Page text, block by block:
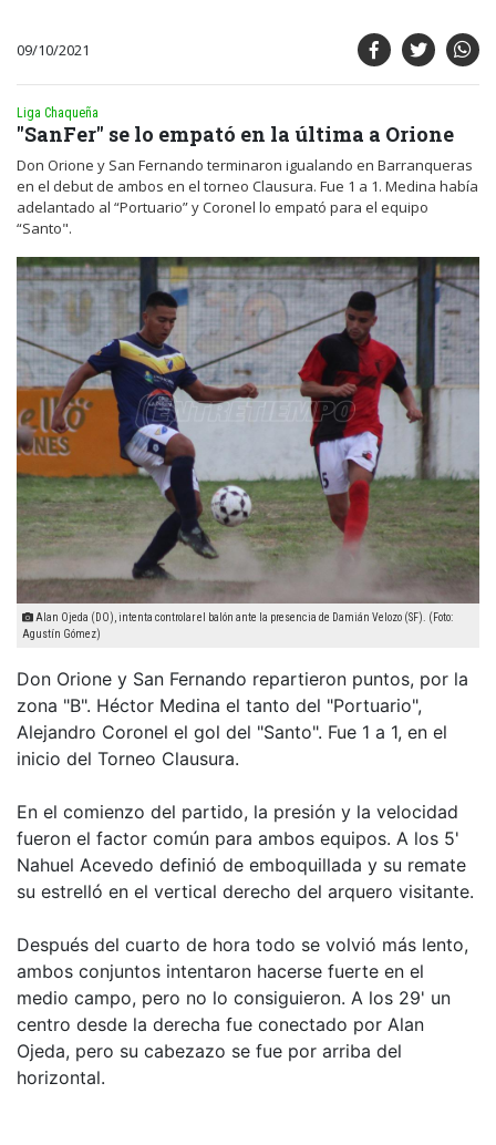
09/10/2021
Liga Chaqueña
"SanFer" se lo empató en la última a Orione
Don Orione y San Fernando terminaron igualando en Barranqueras
en el debut de ambos en el torneo Clausura. Fue 1 a 1. Medina había
adelantado al “Portuario” y Coronel lo empató para el equipo
“Santo".
Alan Ojeda (DO), intenta controlar el balón ante la presencia de Damián Velozo (SF). (Foto:
Agustín Gómez)
Don Orione y San Fernando repartieron puntos, por la
zona "B". Héctor Medina el tanto del "Portuario",
Alejandro Coronel el gol del "Santo". Fue 1 a 1, en el
inicio del Torneo Clausura.
En el comienzo del partido, la presión y la velocidad
fueron el factor común para ambos equipos. A los 5'
Nahuel Acevedo definió de emboquillada y su remate
su estrelló en el vertical derecho del arquero visitante.
Después del cuarto de hora todo se volvió más lento,
ambos conjuntos intentaron hacerse fuerte en el
medio campo, pero no lo consiguieron. A los 29' un
centro desde la derecha fue conectado por Alan
Ojeda, pero su cabezazo se fue por arriba del
horizontal.